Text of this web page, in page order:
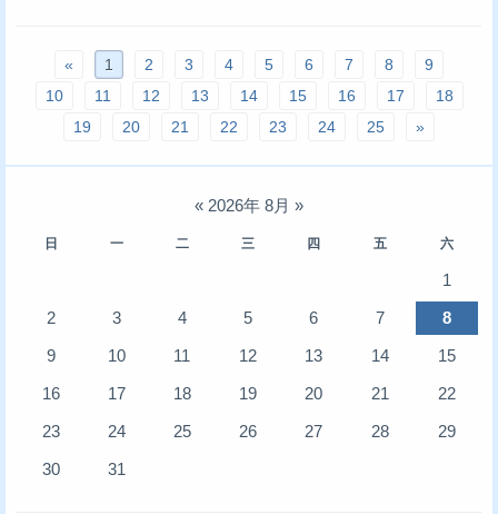
« 1 2 3 4 5 6 7 8
9
10
11 12 13 14 15 16 17
18
19
20 21 22 23 24 25 »
« 2026年 8月 »
日 一 二 三 四 五 六
1
2
3 4 5 6 7
8
9
10 11 12 13 14
15
16
17 18 19 20 21
22
23
24 25 26 27 28
29
30
31